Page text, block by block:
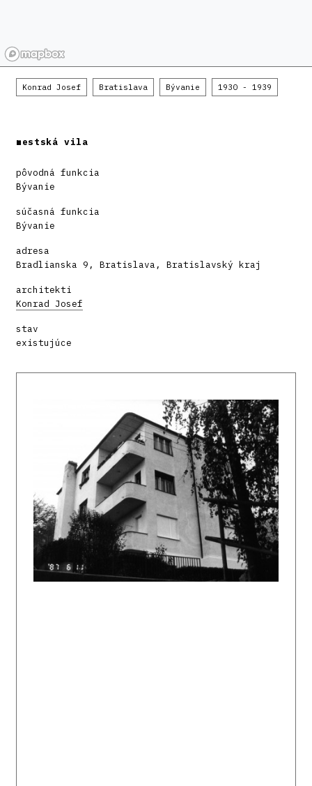
Konrad Josef Bratislava Bývanie 1930 - 1939
mestská vila
pôvodná funkcia
Bývanie
súčasná funkcia
Bývanie
adresa
Bradlianska 9, Bratislava, Bratislavský kraj
architekti
Konrad Josef
stav
existujúce